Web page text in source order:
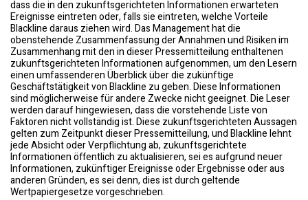
dass die in den zukunftsgerichteten Informationen erwarteten
Ereignisse eintreten oder, falls sie eintreten, welche Vorteile
Blackline daraus ziehen wird. Das Management hat die
obenstehende Zusammenfassung der Annahmen und Risiken im
Zusammenhang mit den in dieser Pressemitteilung enthaltenen
zukunftsgerichteten Informationen aufgenommen, um den Lesern
einen umfassenderen Überblick über die zukünftige
Geschäftstätigkeit von Blackline zu geben. Diese Informationen
sind möglicherweise für andere Zwecke nicht geeignet. Die Leser
werden darauf hingewiesen, dass die vorstehende Liste von
Faktoren nicht vollständig ist. Diese zukunftsgerichteten Aussagen
gelten zum Zeitpunkt dieser Pressemitteilung, und Blackline lehnt
jede Absicht oder Verpflichtung ab, zukunftsgerichtete
Informationen öffentlich zu aktualisieren, sei es aufgrund neuer
Informationen, zukünftiger Ereignisse oder Ergebnisse oder aus
anderen Gründen, es sei denn, dies ist durch geltende
Wertpapiergesetze vorgeschrieben.